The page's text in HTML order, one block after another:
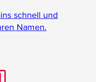
schnell und
Namen.